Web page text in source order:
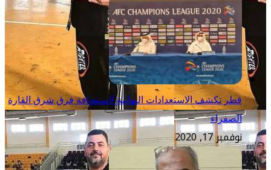
قطر تكشف الاستعدادات النهائية لاستضافة فرق شرق القارة
الصفراء
نوفمبر 17, 2020